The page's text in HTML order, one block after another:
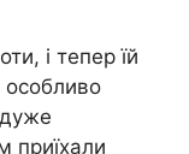
і тепер їй
приїхали